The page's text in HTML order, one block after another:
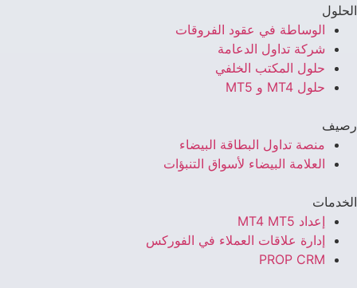
الحلول
الوساطة في عقود الفروقات
شركة تداول الدعامة
حلول المكتب الخلفي
حلول MT4 و MT5
رصيف
منصة تداول البطاقة البيضاء
العلامة البيضاء لأسواق التنبؤات
الخدمات
إعداد MT4 MT5
إدارة علاقات العملاء في الفوركس
PROP CRM